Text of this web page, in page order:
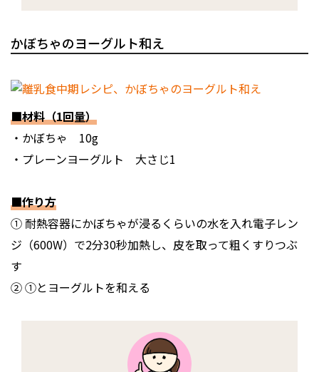
かぼちゃのヨーグルト和え
■材料（1回量）
・かぼちゃ 10g
・プレーンヨーグルト 大さじ1
■作り方
① 耐熱容器にかぼちゃが浸るくらいの水を入れ電子レン
ジ（600W）で2分30秒加熱し、皮を取って粗くすりつぶ
す
② ①とヨーグルトを和える